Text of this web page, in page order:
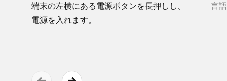
端末の​左横に​ある​電源ボタンを​長押しし、​
電源を​入れます。
言